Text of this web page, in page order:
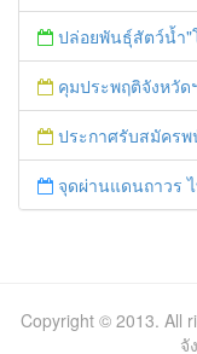
ปล่อยพันธุ์สัตว์น้ำ"โครงการ
คุมประพฤติจังหวั
ประกาศรับสมัคร
จุดผ่านแดนถาวร
Copyright © 2013. All
จั